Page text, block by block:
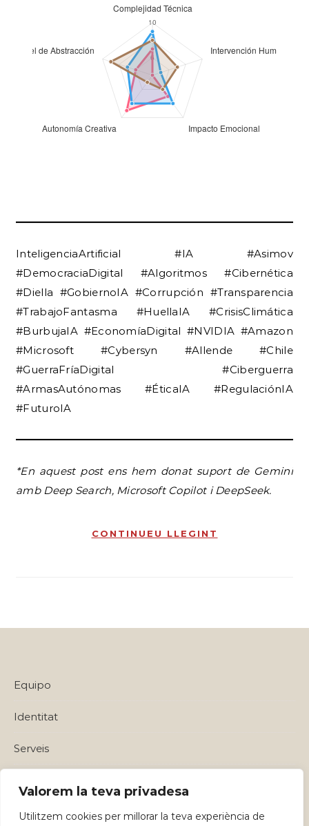
Valorem la teva privadesa
Utilitzem cookies per millorar la teva experiència de
InteligenciaArtificial #IA #Asimov
#DemocraciaDigital #Algoritmos #Cibernética
#Diella #GobiernoIA #Corrupción #Transparencia
#TrabajoFantasma #HuellaIA #CrisisClimática
#BurbujaIA #EconomíaDigital #NVIDIA #Amazon
#Microsoft #Cybersyn #Allende #Chile
#GuerraFríaDigital #Ciberguerra
#ArmasAutónomas #ÉticaIA #RegulaciónIA
#FuturoIA
*En aquest post ens hem donat suport de Gemini
amb Deep Search, Microsoft Copilot i DeepSeek.
CONTINUEU LLEGINT
Equipo
Identitat
Serveis